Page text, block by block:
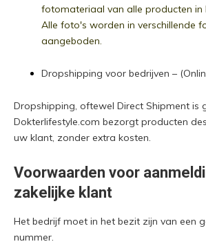
fotomateriaal van alle producten in
Alle foto's worden in verschillende
aangeboden.
Dropshipping voor bedrijven –
Dropshipping, oftewel Direct Shipment is
Dokterlifestyle.com bezorgt producten
uw klant, zonder extra kosten.
Voorwaarden voor
zakelijke klant
Het bedrijf moet in het bezit zijn van een
nummer.